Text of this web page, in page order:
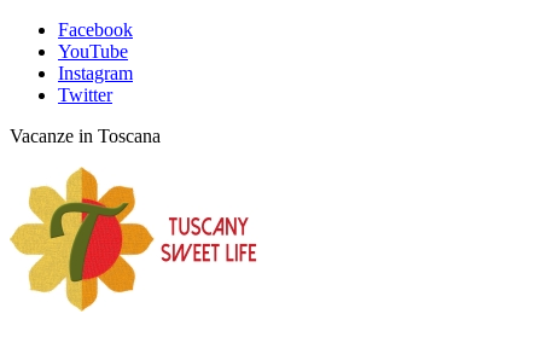
Facebook
YouTube
Instagram
Twitter
Vacanze in Toscana